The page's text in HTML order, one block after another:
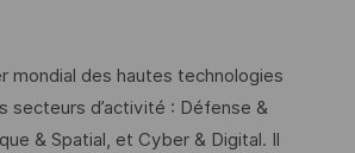
mondial des hautes technologies
secteurs d’activité : Défense &
& Spatial, et Cyber & Digital. Il